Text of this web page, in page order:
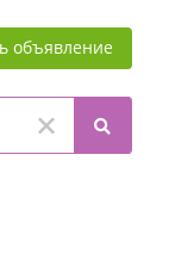
объявление